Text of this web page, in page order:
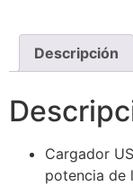
Descripción
Cargador
potencia de